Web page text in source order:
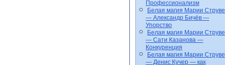
Профессионализм
Белая магия Марии Струве
— Александр Бичёв —
Упорство
Белая магия Марии Струве
— Сати Казанова —
Конкуренция
Белая магия Марии Струве
— Денис Кучер — как